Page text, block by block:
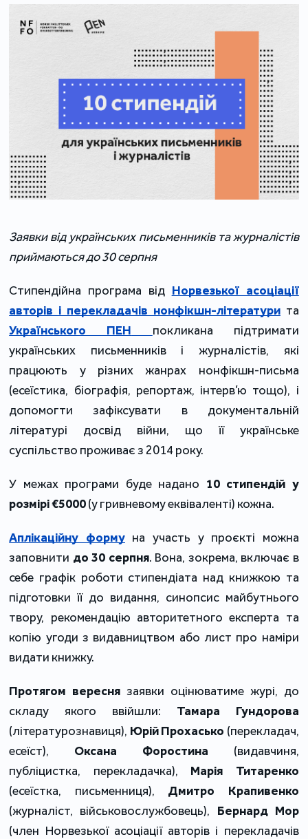
Заявки від українських письменників та журналістів
приймаються до 30 серпня
Стипендійна програма від Норвезької асоціації
авторів і перекладачів нонфікшн-літературита
Українського ПЕН
покликана підтримати
українських письменників і журналістів, які
працюють у різних жанрах нонфікшн-письма
(есеїстика, біографія, репортаж, інтерв’ю тощо), і
допомогти зафіксувати в документальній
літературі досвід війни, що її українське
суспільство проживає з 2014 року.
У межах програми буде надано 10 стипендій у
розмірі €5000(у гривневому еквіваленті) кожна.
Аплікаційну формуна участь у проєкті можна
заповнити до 30 серпня. Вона, зокрема, включає в
себе графік роботи стипендіата над книжкою та
підготовки її до видання, синопсис майбутнього
твору, рекомендацію авторитетного експерта та
копію угоди з видавництвом або лист про наміри
видати книжку.
Протягом вересня заявки оцінюватиме журі, до
складу якого ввійшли: Тамара Гундорова
(літературознавиця), Юрій Прохасько (перекладач,
есеїст), Оксана Форостина (видавчиня,
публіцистка, перекладачка), Марія Титаренко
(есеїстка, письменниця), Дмитро Крапивенко
(журналіст, військовослужбовець), Бернард Мор
(член Норвезької асоціації авторів і перекладачів